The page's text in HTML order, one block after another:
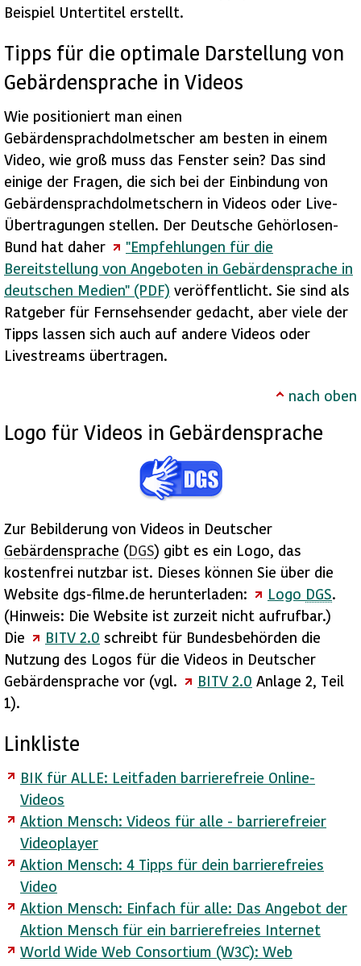
Beispiel Untertitel erstellt.
Tipps für die optimale Darstellung von
Gebärdensprache in Videos
Wie positioniert man einen
Gebärdensprachdolmetscher am besten in einem
Video, wie groß muss das Fenster sein? Das sind
einige der Fragen, die sich bei der Einbindung von
Gebärdensprachdolmetschern in Videos oder Live-
Übertragungen stellen. Der Deutsche Gehörlosen-
Bund hat daher
"Empfehlungen für die
Bereitstellung von Angeboten in Gebärdensprache in
deutschen Medien" (PDF) veröffentlicht. Sie sind als
Ratgeber für Fernsehsender gedacht, aber viele der
Tipps lassen sich auch auf andere Videos oder
Livestreams übertragen.
nach oben
Logo für Videos in Gebärdensprache
Zur Bebilderung von Videos in Deutscher
Gebärdensprache (DGS) gibt es ein Logo, das
kostenfrei nutzbar ist. Dieses können Sie über die
Website dgs-filme.de herunterladen:
Logo DGS.
(Hinweis: Die Website ist zurzeit nicht aufrufbar.)
Die
BITV 2.0 schreibt für Bundesbehörden die
Nutzung des Logos für die Videos in Deutscher
Gebärdensprache vor (vgl.
BITV 2.0 Anlage 2, Teil
1).
Linkliste
BIK für ALLE: Leitfaden barrierefreie Online-
Videos
Aktion Mensch: Videos für alle - barrierefreier
Videoplayer
Aktion Mensch: 4 Tipps für dein barrierefreies
Video
Aktion Mensch: Einfach für alle: Das Angebot der
Aktion Mensch für ein barrierefreies Internet
World Wide Web Consortium (W3C): Web